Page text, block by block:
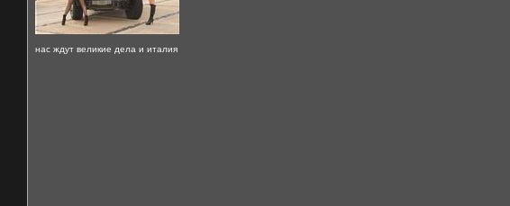
нас ждут великие дела и италия